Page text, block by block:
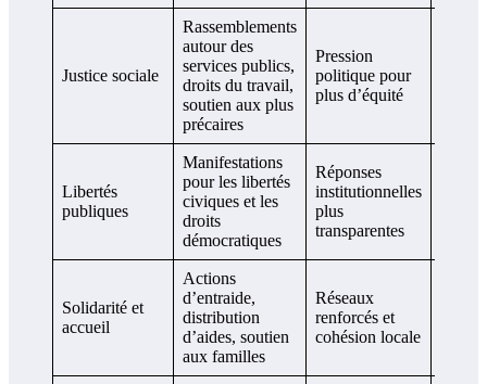
Justice sociale
Rassemblements
autour des
services publics,
droits du travail,
soutien aux plus
précaires
Pression
politique pour
plus d’équité
Libertés
publiques
Manifestations
pour les libertés
civiques et les
droits
démocratiques
Réponses
institutionnelles
plus
transparentes
Solidarité et
accueil
Actions
d’entraide,
distribution
d’aides, soutien
aux familles
Réseaux
renforcés et
cohésion locale